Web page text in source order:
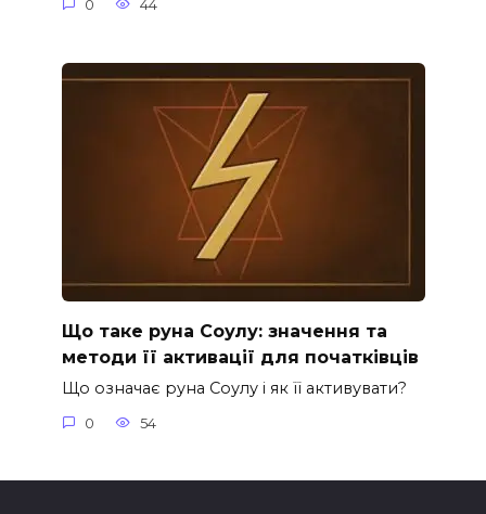
0 44
Що таке руна Соулу: значення та
методи її активації для початківців
Що означає руна Соулу і як її активувати?
0 54